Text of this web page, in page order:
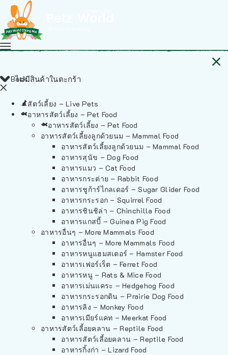
ไม่มีสินค้าในตะกร้า
Back
สัตว์เลี้ยง – Live Pets
อาหารสัตว์เลี้ยง – Pet Food
อาหารสัตว์เลี้ยง – Pet Food
อาหารสัตว์เลี้ยงลูกด้วยนม – Mammal Food
อาหารสัตว์เลี้ยงลูกด้วยนม – Mammal Food
อาหารสุนัข – Dog Food
อาหารแมว – Cat Food
อาหารกระต่าย – Rabbit Food
อาหารชูก้าร์ไกลเดอร์ – Sugar Glider Food
อาหารกระรอก – Squirrel Food
อาหารชินชิล่า – Chinchilla Food
อาหารแกสบี้ – Guinea Pig Food
อาหารอื่นๆ – More Mammals Food
อาหารอื่นๆ – More Mammals Food
อาหารหนูแฮมสเตอร์ – Hamster Food
อาหารเฟอร์เร็ต – Ferret Food
อาหารหนู – Rats & Mice Food
อาหารเม่นแคระ – Hedgehog Food
อาหารกระรอกดิน – Prairie Dog Food
อาหารลิง – Monkey Food
อาหารเมียร์แคท – Meerkat Food
อาหารสัตว์เลี้อยคลาน – Reptile Food
อาหารสัตว์เลี้อยคลาน – Reptile Food
อาหารกิ้งก่า – Lizard Food